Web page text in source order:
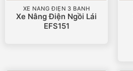
XE NÂNG ĐIỆN 3 BÁNH
Xe Nâng Điện Ngồi Lái
EFS151